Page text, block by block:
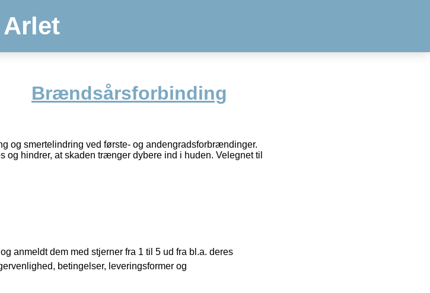
Arlet
Brændsårsforbinding
og smertelindring ved første- og andengradsforbrændinger.
hindrer, at skaden trænger dybere ind i huden. Velegnet til
anmeldt dem med stjerner fra 1 til 5 ud fra bl.a. deres
betingelser, leveringsformer og